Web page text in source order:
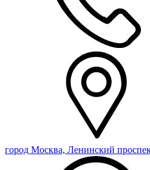
город Москва, Ленинский